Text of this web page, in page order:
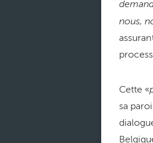
nous,
Cette «
sa